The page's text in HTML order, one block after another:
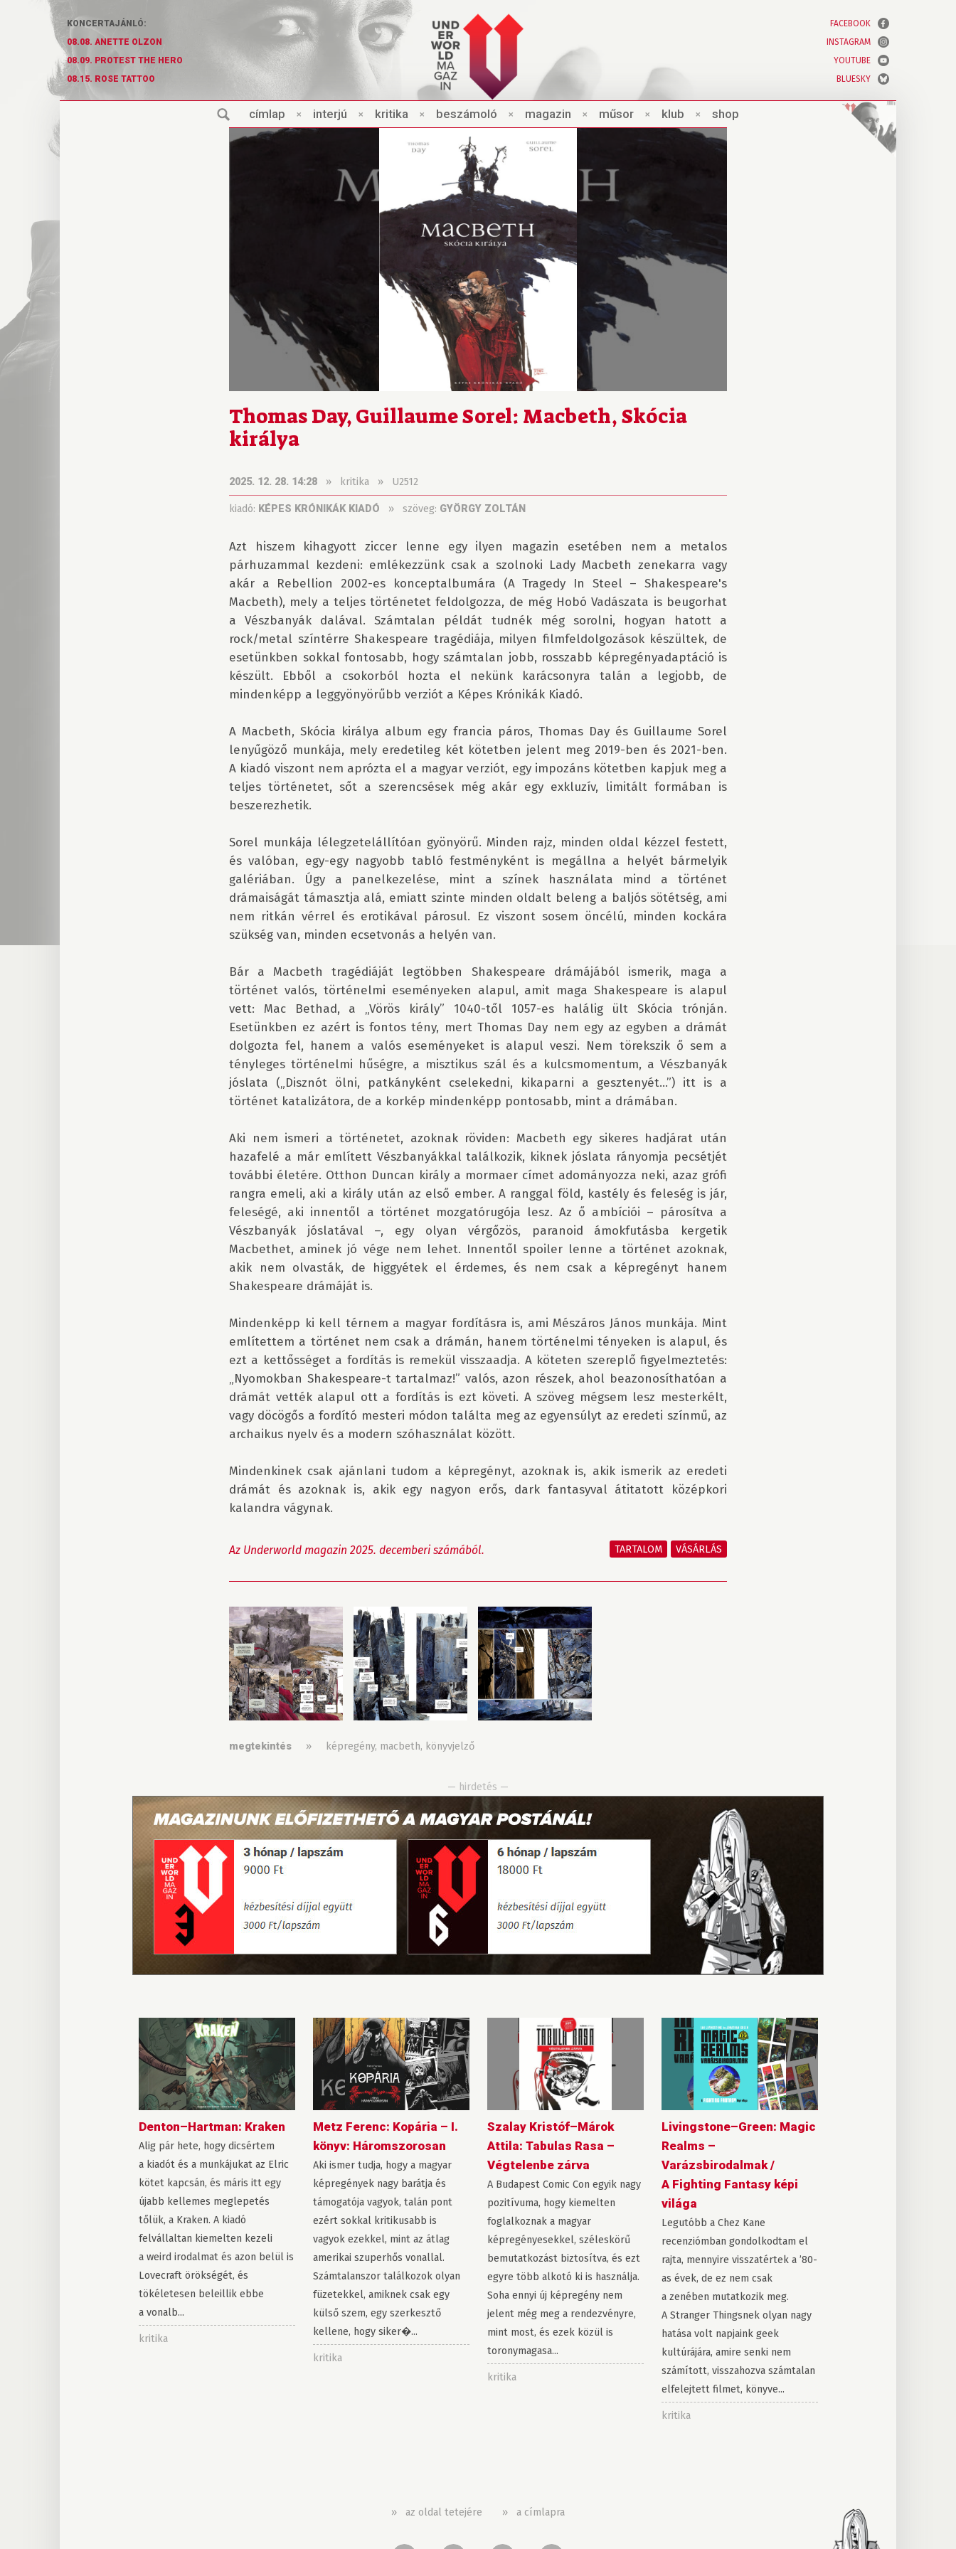
KONCERTAJÁNLÓ:
08.08. ANETTE OLZON
08.09. PROTEST THE HERO
08.15. ROSE TATTOO
FACEBOOK
INSTAGRAM
YOUTUBE
BLUESKY
címlap × interjú × kritika × beszámoló × magazin × műsor × klub × shop
Thomas Day, Guillaume Sorel: Macbeth, Skócia
királya
2025. 12. 28. 14:28 » kritika » U2512
kiadó: KÉPES KRÓNIKÁK KIADÓ » szöveg: GYÖRGY ZOLTÁN
Azt hiszem kihagyott ziccer lenne egy ilyen magazin esetében nem a metalos
párhuzammal kezdeni: emlékezzünk csak a szolnoki Lady Macbeth zenekarra vagy
akár a Rebellion 2002-es konceptalbumára (A Tragedy In Steel – Shakespeare's
Macbeth), mely a teljes történetet feldolgozza, de még Hobó Vadászata is beugorhat
a Vészbanyák dalával. Számtalan példát tudnék még sorolni, hogyan hatott a
rock/metal színtérre Shakespeare tragédiája, milyen filmfeldolgozások készültek, de
esetünkben sokkal fontosabb, hogy számtalan jobb, rosszabb képregényadaptáció is
készült. Ebből a csokorból hozta el nekünk karácsonyra talán a legjobb, de
mindenképp a leggyönyörűbb verziót a Képes Krónikák Kiadó.
A Macbeth, Skócia királya album egy francia páros, Thomas Day és Guillaume Sorel
lenyűgöző munkája, mely eredetileg két kötetben jelent meg 2019-ben és 2021-ben.
A kiadó viszont nem aprózta el a magyar verziót, egy impozáns kötetben kapjuk meg a
teljes történetet, sőt a szerencsések még akár egy exkluzív, limitált formában is
beszerezhetik.
Sorel munkája lélegzetelállítóan gyönyörű. Minden rajz, minden oldal kézzel festett,
és valóban, egy-egy nagyobb tabló festményként is megállna a helyét bármelyik
galériában. Úgy a panelkezelése, mint a színek használata mind a történet
drámaiságát támasztja alá, emiatt szinte minden oldalt beleng a baljós sötétség, ami
nem ritkán vérrel és erotikával párosul. Ez viszont sosem öncélú, minden kockára
szükség van, minden ecsetvonás a helyén van.
Bár a Macbeth tragédiáját legtöbben Shakespeare drámájából ismerik, maga a
történet valós, történelmi eseményeken alapul, amit maga Shakespeare is alapul
vett: Mac Bethad, a „Vörös király” 1040-től 1057-es halálig ült Skócia trónján.
Esetünkben ez azért is fontos tény, mert Thomas Day nem egy az egyben a drámát
dolgozta fel, hanem a valós eseményeket is alapul veszi. Nem törekszik ő sem a
tényleges történelmi hűségre, a misztikus szál és a kulcsmomentum, a Vészbanyák
jóslata („Disznót ölni, patkányként cselekedni, kikaparni a gesztenyét…”) itt is a
történet katalizátora, de a korkép mindenképp pontosabb, mint a drámában.
Aki nem ismeri a történetet, azoknak röviden: Macbeth egy sikeres hadjárat után
hazafelé a már említett Vészbanyákkal találkozik, kiknek jóslata rányomja pecsétjét
további életére. Otthon Duncan király a mormaer címet adományozza neki, azaz grófi
rangra emeli, aki a király után az első ember. A ranggal föld, kastély és feleség is jár,
feleségé, aki innentől a történet mozgatórugója lesz. Az ő ambíciói – párosítva a
Vészbanyák jóslatával –, egy olyan vérgőzös, paranoid ámokfutásba kergetik
Macbethet, aminek jó vége nem lehet. Innentől spoiler lenne a történet azoknak,
akik nem olvasták, de higgyétek el érdemes, és nem csak a képregényt hanem
Shakespeare drámáját is.
Mindenképp ki kell térnem a magyar fordításra is, ami Mészáros János munkája. Mint
említettem a történet nem csak a drámán, hanem történelmi tényeken is alapul, és
ezt a kettősséget a fordítás is remekül visszaadja. A köteten szereplő figyelmeztetés:
„Nyomokban Shakespeare-t tartalmaz!” valós, azon részek, ahol beazonosíthatóan a
drámát vették alapul ott a fordítás is ezt követi. A szöveg mégsem lesz mesterkélt,
vagy döcögős a fordító mesteri módon találta meg az egyensúlyt az eredeti színmű, az
archaikus nyelv és a modern szóhasználat között.
Mindenkinek csak ajánlani tudom a képregényt, azoknak is, akik ismerik az eredeti
drámát és azoknak is, akik egy nagyon erős, dark fantasyval átitatott középkori
kalandra vágynak.
TARTALOM VÁSÁRLÁS
Az Underworld magazin 2025. decemberi számából.
megtekintés » képregény, macbeth, könyvjelző
— hirdetés —
Denton–Hartman: Kraken
Alig pár hete, hogy dicsértem
a kiadót és a munkájukat az Elric
kötet kapcsán, és máris itt egy
újabb kellemes meglepetés
tőlük, a Kraken. A kiadó
felvállaltan kiemelten kezeli
a weird irodalmat és azon belül is
Lovecraft örökségét, és
tökéletesen beleillik ebbe
a vonalb...
kritika
Metz Ferenc: Kopária – I.
könyv: Háromszorosan
Aki ismer tudja, hogy a magyar
képregények nagy barátja és
támogatója vagyok, talán pont
ezért sokkal kritikusabb is
vagyok ezekkel, mint az átlag
amerikai szuperhős vonallal.
Számtalanszor találkozok olyan
füzetekkel, amiknek csak egy
külső szem, egy szerkesztő
kellene, hogy siker�...
kritika
Szalay Kristóf–Márok
Attila: Tabulas Rasa –
Végtelenbe zárva
A Budapest Comic Con egyik nagy
pozitívuma, hogy kiemelten
foglalkoznak a magyar
képregényesekkel, széleskörű
bemutatkozást biztosítva, és ezt
egyre több alkotó ki is használja.
Soha ennyi új képregény nem
jelent még meg a rendezvényre,
mint most, és ezek közül is
toronymagasa...
kritika
Livingstone–Green: Magic
Realms –
Varázsbirodalmak /
A Fighting Fantasy képi
világa
Legutóbb a Chez Kane
recenziómban gondolkodtam el
rajta, mennyire visszatértek a ’80-
as évek, de ez nem csak
a zenében mutatkozik meg.
A Stranger Thingsnek olyan nagy
hatása volt napjaink geek
kultúrájára, amire senki nem
számított, visszahozva számtalan
elfelejtett filmet, könyve...
kritika
» az oldal tetejére » a címlapra